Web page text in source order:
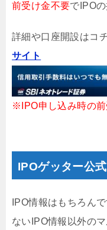
前受け金不要でIPO
詳細や口座開設はコ
サイト
※IPO申し込み時の前
IPOゲッター公
IPO情報はもちろん
ないIPO情報以外の